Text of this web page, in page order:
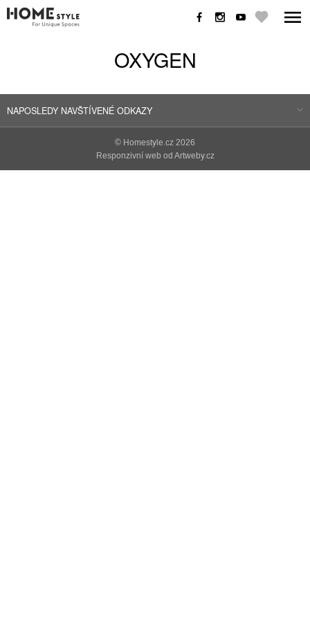
OXYGEN
NAPOSLEDY NAVŠTÍVENÉ ODKAZY
© Homestyle.cz 2026
Responzivní web od Artweby.cz